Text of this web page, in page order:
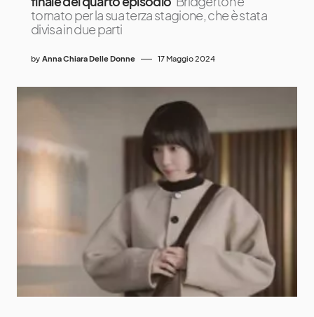
tornato per la sua terza stagione, che è stata
divisa in due parti
by Anna Chiara Delle Donne 17 Maggio 2024